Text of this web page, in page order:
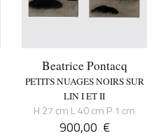
Beatrice Pontacq
PETITS NUAGES NOIRS SUR
LIN I ET II
H 27 cm L 40 cm P 1 cm
900,00 €